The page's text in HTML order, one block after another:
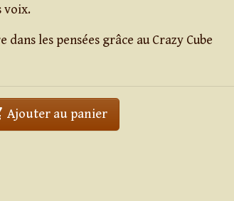
voix.
les pensées grâce au Crazy Cube
Ajouter au panier' . The Crazy Cube . '